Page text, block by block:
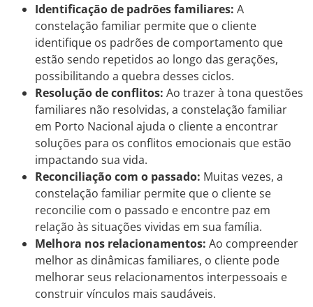
Identificação de padrões familiares: A
constelação familiar permite que o cliente
identifique os padrões de comportamento que
estão sendo repetidos ao longo das gerações,
possibilitando a quebra desses ciclos.
Resolução de conflitos: Ao trazer à tona questões
familiares não resolvidas, a constelação familiar
em Porto Nacional ajuda o cliente a encontrar
soluções para os conflitos emocionais que estão
impactando sua vida.
Reconciliação com o passado: Muitas vezes, a
constelação familiar permite que o cliente se
reconcilie com o passado e encontre paz em
relação às situações vividas em sua família.
Melhora nos relacionamentos: Ao compreender
melhor as dinâmicas familiares, o cliente pode
melhorar seus relacionamentos interpessoais e
construir vínculos mais saudáveis.